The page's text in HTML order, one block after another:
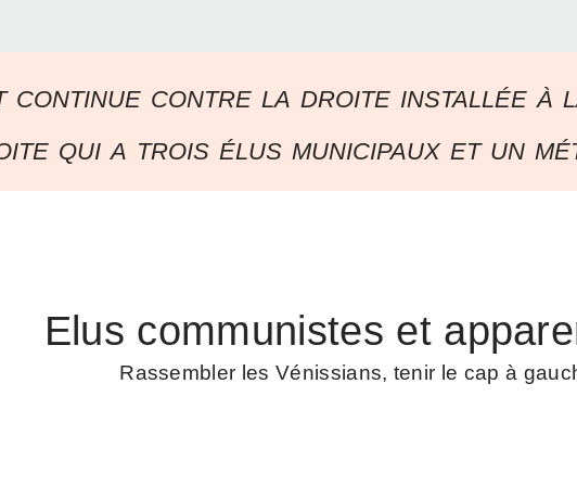
continue contre la droite installée
qui a trois élus municipaux et un
Elus communistes et
Rassembler les Vénissians, tenir le cap à